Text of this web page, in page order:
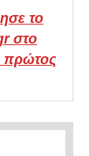
το
στο
πρώτος